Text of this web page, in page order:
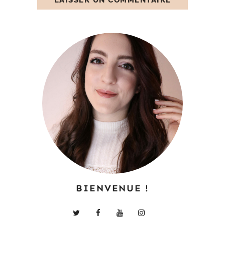
BIENVENUE !